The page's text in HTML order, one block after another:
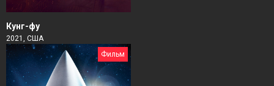
Кунг-фу
2021, США
Фильм